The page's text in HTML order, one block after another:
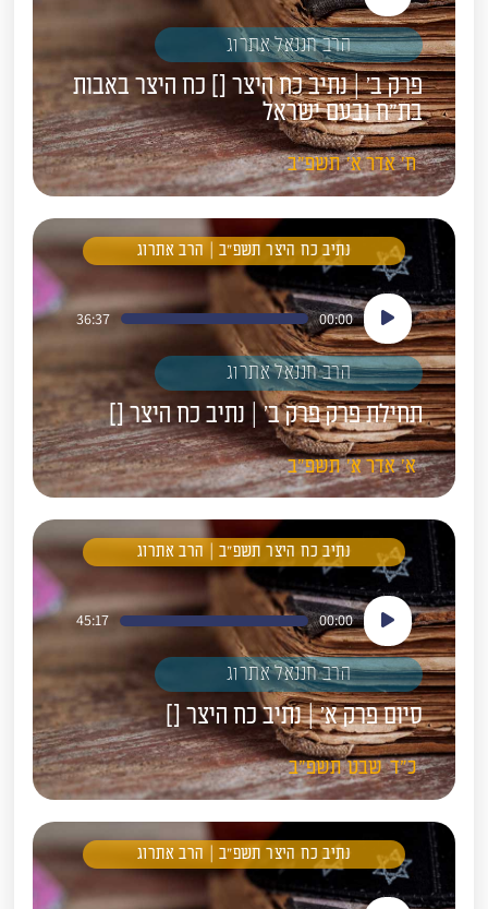
אודיו
הרב חננאל אתרוג
פרק ב' | נתיב כח היצר [] כח היצר באבות
בת"ח ובעם ישראל
ח' אדר א' תשפ"ב
נתיב כח היצר תשפ"ב | הרב אתרוג
נגן
אודיו
00:00
36:37
הרב חננאל אתרוג
תחילת פרק פרק ב' | נתיב כח היצר []
א' אדר א' תשפ"ב
נתיב כח היצר תשפ"ב | הרב אתרוג
נגן
אודיו
00:00
45:17
הרב חננאל אתרוג
סיום פרק א' | נתיב כח היצר []
כ"ד שבט תשפ"ב
נתיב כח היצר תשפ"ב | הרב אתרוג